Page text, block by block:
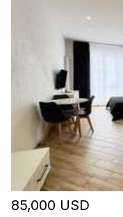
85,000 USD